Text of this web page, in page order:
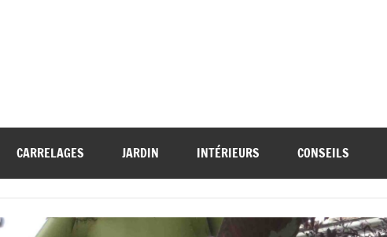
CARRELAGES JARDIN INTÉRIEURS CONSEILS